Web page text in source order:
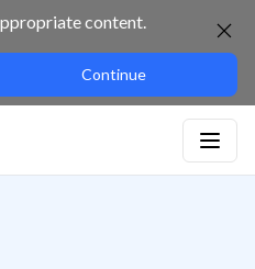
content.
Continue